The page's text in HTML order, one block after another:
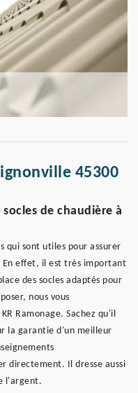
45300
de chaudière à
qui sont utiles pour assurer
En effet, il est très important
des socles adaptés pour
nous vous
Ramonage. Sachez qu'il
la garantie d'un meilleur
directement. Il dresse aussi
l'argent.